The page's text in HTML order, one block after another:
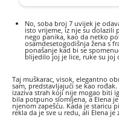
No, soba broj 7 uvijek je
isto vrijeme, iz nje su dolazili
nego panika, kao da netko
osamdesetogodišnja žena s
ponašanje kad bi se
blijedilo joj je lice, ruke su joj
Taj muškarac, visok, elegantno
sam, predstavljajući se kao
izaziva strah koji nije mogao biti
bila potpuno slomljena, a Elena
njenom zapešću. Kada je staricu
rekla da je sve u redu, ali Elena